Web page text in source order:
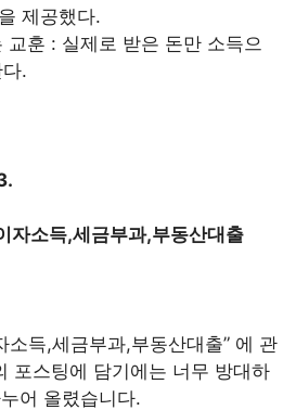
제공했다.
교훈 : 실제로 받은 돈만 소득으
.
자소득,세금부과,부동산대출
소득,세금부과,부동산대출” 에 관
포스팅에 담기에는 너무 방대하
어 올렸습니다.